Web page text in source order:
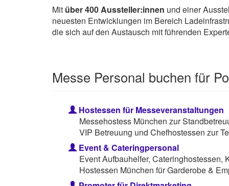
Mit über 400 Aussteller:innen und einer
neuesten Entwicklungen im Bereich
die sich auf den Austausch mit führenden
Messe Personal buchen für
Hostessen für Messeveranstaltungen
Messehostess München zur
VIP Betreuung und Chefhostessen zur
Event & Cateringpersonal
Event Aufbauhelfer,
Hostessen München für Garderobe &